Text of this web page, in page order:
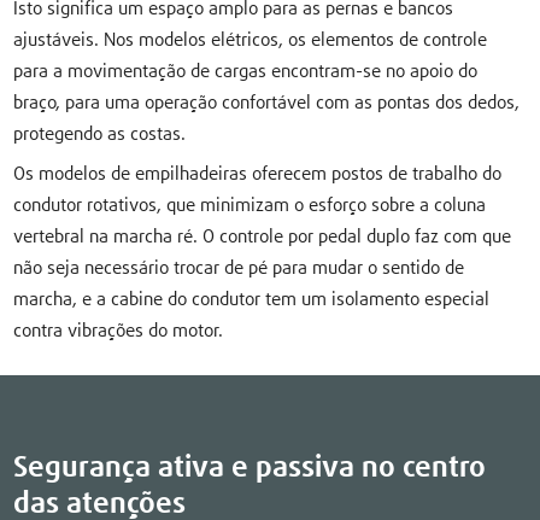
Isto significa um espaço amplo para as pernas e bancos
ajustáveis. Nos modelos elétricos, os elementos de controle
para a movimentação de cargas encontram-se no apoio do
braço, para uma operação confortável com as pontas dos dedos,
protegendo as costas.
Os modelos de empilhadeiras oferecem postos de trabalho do
condutor rotativos, que minimizam o esforço sobre a coluna
vertebral na marcha ré. O controle por pedal duplo faz com que
não seja necessário trocar de pé para mudar o sentido de
marcha, e a cabine do condutor tem um isolamento especial
contra vibrações do motor.
Segurança ativa e passiva no centro
das atenções